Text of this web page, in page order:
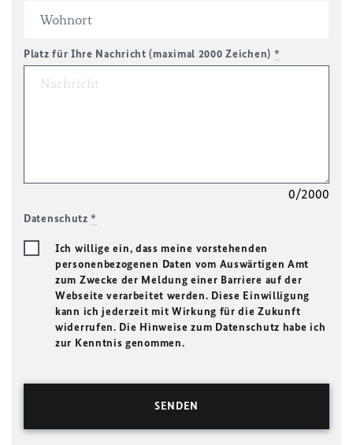
Platz für Ihre Nachricht (maximal 2000 Zeichen) *
0/2000
Datenschutz*
Ich willige ein, dass meine vorstehenden
personenbezogenen Daten vom Auswärtigen Amt
zum Zwecke der Meldung einer Barriere auf der
Webseite verarbeitet werden. Diese Einwilligung
kann ich jederzeit mit Wirkung für die Zukunft
widerrufen. Die Hinweise zum Datenschutz habe ich
zur Kenntnis genommen.